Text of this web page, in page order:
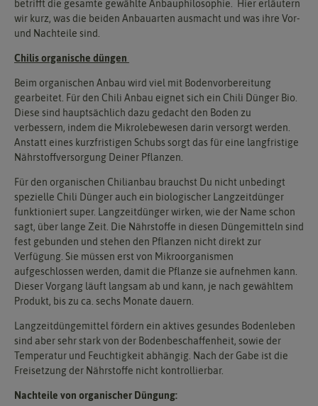
betrifft die gesamte gewählte Anbauphilosophie. Hier erläutern
wir kurz, was die beiden Anbauarten ausmacht und was ihre Vor-
und Nachteile sind.
Chilis organische düngen
Beim organischen Anbau wird viel mit Bodenvorbereitung
gearbeitet. Für den Chili Anbau eignet sich ein Chili Dünger Bio.
Diese sind hauptsächlich dazu gedacht den Boden zu
verbessern, indem die Mikrolebewesen darin versorgt werden.
Anstatt eines kurzfristigen Schubs sorgt das für eine langfristige
Nährstoffversorgung Deiner Pflanzen.
Für den organischen Chilianbau brauchst Du nicht unbedingt
spezielle Chili Dünger auch ein biologischer Langzeitdünger
funktioniert super. Langzeitdünger wirken, wie der Name schon
sagt, über lange Zeit. Die Nährstoffe in diesen Düngemitteln sind
fest gebunden und stehen den Pflanzen nicht direkt zur
Verfügung. Sie müssen erst von Mikroorganismen
aufgeschlossen werden, damit die Pflanze sie aufnehmen kann.
Dieser Vorgang läuft langsam ab und kann, je nach gewähltem
Produkt, bis zu ca. sechs Monate dauern.
Langzeitdüngemittel fördern ein aktives gesundes Bodenleben
sind aber sehr stark von der Bodenbeschaffenheit, sowie der
Temperatur und Feuchtigkeit abhängig. Nach der Gabe ist die
Freisetzung der Nährstoffe nicht kontrollierbar.
Nachteile von organischer Düngung: